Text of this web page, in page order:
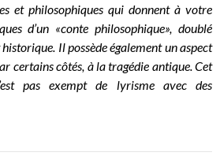
et philosophiques qui donnent à votre
d’un «conte philosophique», doublé
Il possède également un aspect
certains côtés, à la tragédie antique. Cet
pas exempt de lyrisme avec des